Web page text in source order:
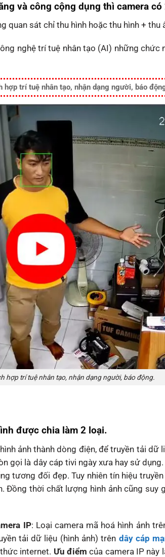
và công cộng dụng thì camera có
quan sát chỉ thu hình hoặc thu hình + thu
nghệ trí tuệ nhân tạo (AI) những chức
hợp trí tuệ nhân tạo, nhận dạng người, báo
hợp trí tuệ nhân tạo, nhận dạng người, báo động.
được chia làm 2 loại.
ảnh thành dòng điện, để truyền tải dữ
gọi là dây cáp tivi ngày xưa hay sử dụng.
tương đối đẹp. Tuy nhiên tín hiệu
Đồng thời chất lượng hình ảnh cũng suy
IP: Loại camera mã hoá hình ảnh
tải dữ liệu (hình ảnh) trên dây cáp
internet. Ưu điểm của camera IP này